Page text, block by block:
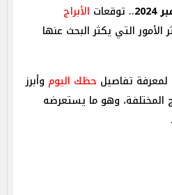
.. توقعات الأبراج
التي يكثر البحث عنها
تفاصيل حظك اليوم وأبرز
المختلفة، وهو ما يستعرضه